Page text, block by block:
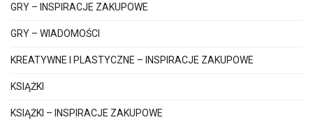
GRY – INSPIRACJE ZAKUPOWE
GRY – WIADOMOŚCI
KREATYWNE I PLASTYCZNE – INSPIRACJE ZAKUPOWE
KSIĄŻKI
KSIĄŻKI – INSPIRACJE ZAKUPOWE